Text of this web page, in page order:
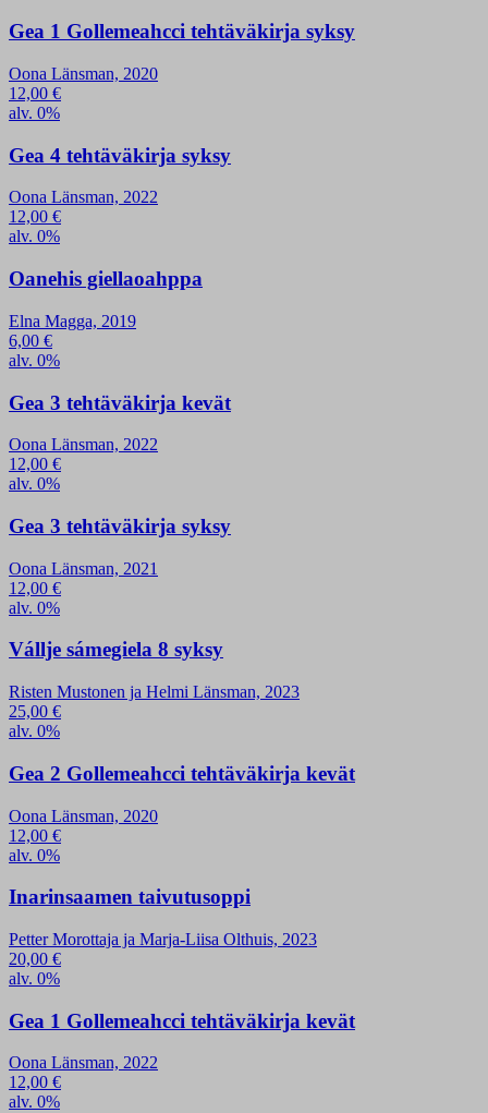
Gea 1 Gollemeahcci tehtäväkirja syksy
Oona Länsman, 2020
12,00 €
alv. 0%
Gea 4 tehtäväkirja syksy
Oona Länsman, 2022
12,00 €
alv. 0%
Oanehis giellaoahppa
Elna Magga, 2019
6,00 €
alv. 0%
Gea 3 tehtäväkirja kevät
Oona Länsman, 2022
12,00 €
alv. 0%
Gea 3 tehtäväkirja syksy
Oona Länsman, 2021
12,00 €
alv. 0%
Vállje sámegiela 8 syksy
Risten Mustonen ja Helmi Länsman, 2023
25,00 €
alv. 0%
Gea 2 Gollemeahcci tehtäväkirja kevät
Oona Länsman, 2020
12,00 €
alv. 0%
Inarinsaamen taivutusoppi
Petter Morottaja ja Marja-Liisa Olthuis, 2023
20,00 €
alv. 0%
Gea 1 Gollemeahcci tehtäväkirja kevät
Oona Länsman, 2022
12,00 €
alv. 0%